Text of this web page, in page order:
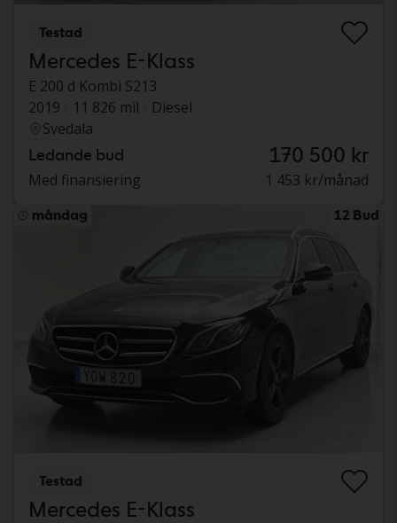
Testad
Mercedes E-Klass
E 200 d Kombi S213
2019
11 826 mil
Diesel
Svedala
Ledande bud 170 500 kr
Med finansiering 1 453 kr/månad
måndag 12 Bud
Testad
Mercedes E-Klass